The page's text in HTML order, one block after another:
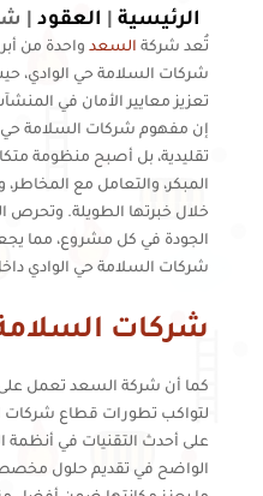
الرئيسية العقود
تُعد شركة السعدواحدة من
شركات السلامة حي الوادي،
تعزيز معايير الأمان في
إن مفهوم شركات السلامة حي
تقليدية، بل أصبح منظومة
المبكر، والتعامل مع
خلال خبرتها الطويلة. وتحرص
الجودة في كل مشروع، مما
شركات السلامة حي الوادي
شركات
كما أن شركة السعد تعمل
لتواكب تطورات قطاع شركات
على أحدث التقنيات في أنظمة
الواضح في تقديم حلول